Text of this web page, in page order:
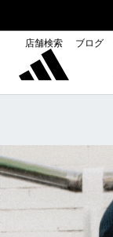
店舗検索 ブログ